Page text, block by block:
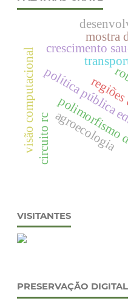
política
visão computacional crescimento
mostra
agroecologia
circuito rc
VISITANTES
PRESERVAÇÃO DIGITAL